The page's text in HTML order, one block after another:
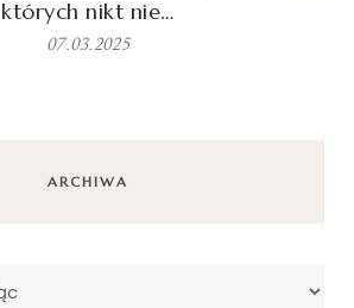
których nikt nie…
07.03.2025
ARCHIWA